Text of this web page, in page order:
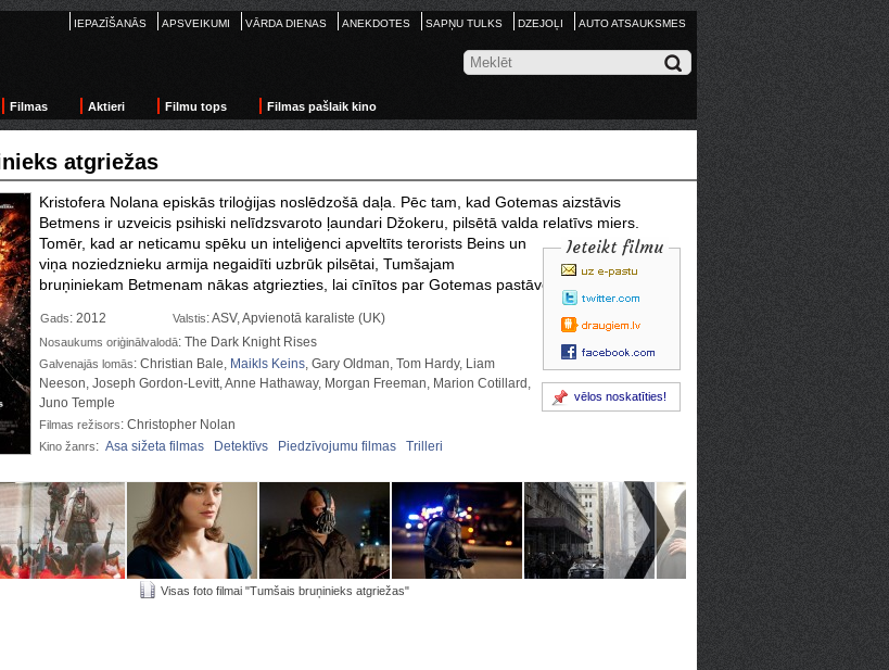
IEPAZĪŠANĀS APSVEIKUMI VĀRDA DIENAS ANEKDOTES SAPŅU TULKS DZEJOĻI AUTO ATSAUKSMES
Filmas Aktieri Filmu tops Filmas pašlaik kino
atgriežas
Kristofera Nolana episkās triloģijas noslēdzošā daļa. Pēc tam, kad Gotemas aizstāvis
Betmens ir uzveicis psihiski nelīdzsvaroto ļaundari Džokeru, pilsētā valda relatīvs miers.
Tomēr, kad ar neticamu spēku un inteliģenci apveltīts terorists Beins un
viņa noziedznieku armija negaidīti uzbrūk pilsētai, Tumšajam
bruņiniekam Betmenam nākas atgriezties, lai cīnītos par Gotemas pastāvēšanu.
Ieteikt filmu
vēlos noskatīties!
Gads: 2012 Valstis: ASV, Apvienotā karaliste (UK)
Nosaukums oriģinālvalodā: The Dark Knight Rises
Galvenajās lomās: Christian Bale, Maikls Keins, Gary Oldman, Tom Hardy, Liam
Neeson, Joseph Gordon-Levitt, Anne Hathaway, Morgan Freeman, Marion Cotillard,
Juno Temple
Filmas režisors: Christopher Nolan
Kino žanrs: Asa sižeta filmas Detektīvs Piedzīvojumu filmas Trilleri
Visas foto filmai "Tumšais bruņinieks atgriežas"